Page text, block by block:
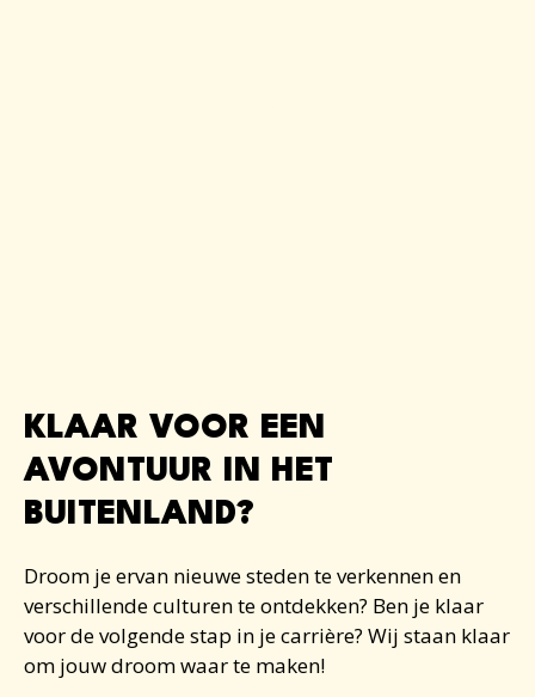
KLAAR VOOR EEN
AVONTUUR IN HET
BUITENLAND?
Droom je ervan nieuwe steden te verkennen en
verschillende culturen te ontdekken? Ben je klaar
voor de volgende stap in je carrière? Wij staan klaar
om jouw droom waar te maken!